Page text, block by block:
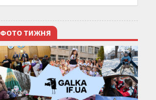
ФОТО ТИЖНЯ